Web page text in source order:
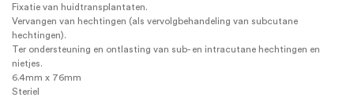
Fixatie van huidtransplantaten.
Vervangen van hechtingen (als vervolgbehandeling van subcutane
hechtingen).
Ter ondersteuning en ontlasting van sub- en intracutane hechtingen en
nietjes.
6.4mm x 76mm
Steriel